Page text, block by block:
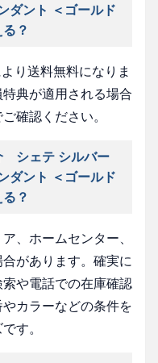
ダント ＜ゴールド
？
り送料無料になりま
典が適用される場合
確認ください。
シェテ シルバー
ダント ＜ゴールド
？
、ホームセンター、
があります。確実に
や電話での在庫確認
カラーなどの条件を
す。